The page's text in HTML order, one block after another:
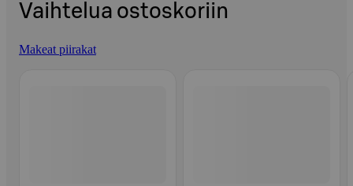
Vaihtelua ostoskoriin
Makeat piirakat